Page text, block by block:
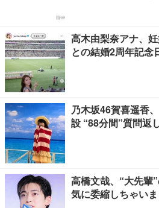
高木由梨奈アナ、
との結婚2周年記念
乃木坂46賀喜遥香
設 “88分間”質問返
高橋文哉、“大先輩
気に委縮しちゃい